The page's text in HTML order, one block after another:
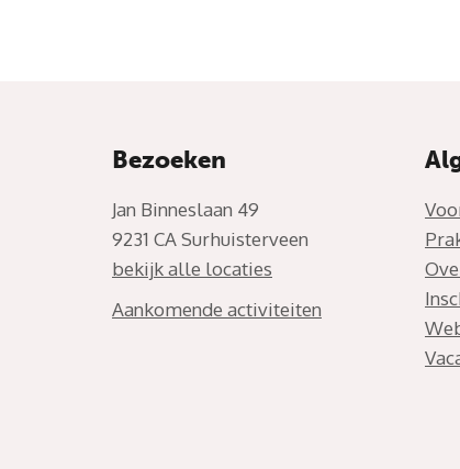
Bezoeken
Jan Binneslaan 49
9231 CA Surhuisterveen
bekijk alle locaties
Aankomende activiteiten